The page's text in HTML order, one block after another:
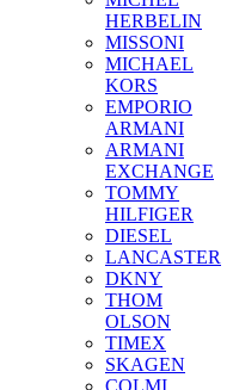
HERBELIN
MISSONI
MICHAEL
KORS
EMPORIO
ARMANI
ARMANI
EXCHANGE
TOMMY
HILFIGER
DIESEL
LANCASTER
DKNY
THOM
OLSON
TIMEX
SKAGEN
COLMI